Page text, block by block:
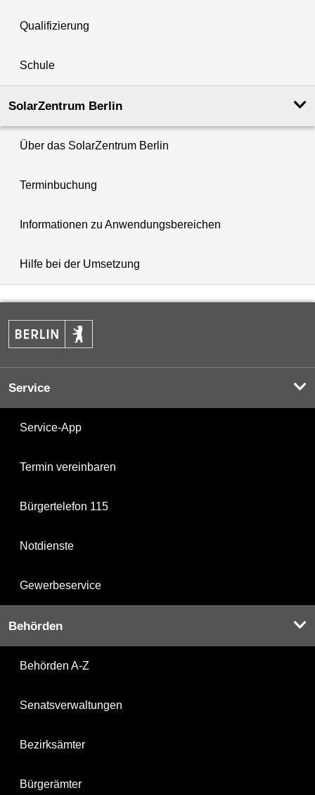
Qualifizierung
Schule
SolarZentrum Berlin
Über das SolarZentrum Berlin
Terminbuchung
Informationen zu Anwendungsbereichen
Hilfe bei der Umsetzung
Service
Service-App
Termin vereinbaren
Bürgertelefon 115
Notdienste
Gewerbeservice
Behörden
Behörden A-Z
Senatsverwaltungen
Bezirksämter
Bürgerämter